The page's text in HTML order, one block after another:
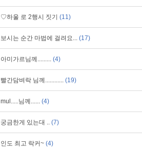
♡하울 로 2행시 짓기 (11)
보시는 순간 마법에 걸려요... (17)
아미가르님께......... (4)
빨간담벼락 님께............ (19)
mul.....님께...... (4)
궁금한게 있는대 .. (7)
인도 최고 락커~ (4)